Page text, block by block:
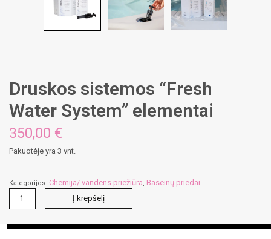
Druskos sistemos “Fresh
Water System” elementai
350,00 €
Pakuotėje yra 3 vnt.
Kategorijos: Chemija/ vandens priežiūra Baseinų priedai
kiekis:
sistemos
Į krepšelį